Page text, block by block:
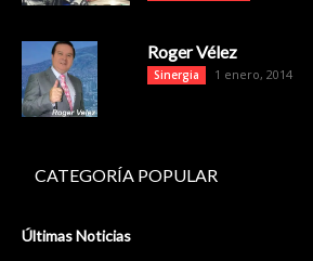
Roger Vélez
Sinergia 1 enero, 2014
CATEGORÍA POPULAR
Últimas Noticias